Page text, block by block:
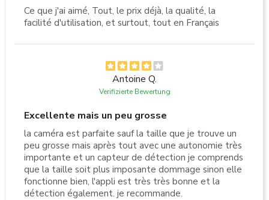
Ce que j'ai aimé, Tout, le prix déjà, la qualité, la
facilité d'utilisation, et surtout, tout en Français
Antoine Q.
Verifizierte Bewertung
Excellente mais un peu grosse
la caméra est parfaite sauf la taille que je trouve un
peu grosse mais après tout avec une autonomie très
importante et un capteur de détection je comprends
que la taille soit plus imposante dommage sinon elle
fonctionne bien, l'appli est très très bonne et la
détection également. je recommande.